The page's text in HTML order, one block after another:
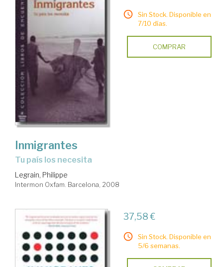
Sin Stock. Disponible en
7/10 días.
COMPRAR
Inmigrantes
tu país los necesita
Legrain, Philippe
Intermon Oxfam. Barcelona, 2008
37,58 €
Sin Stock. Disponible en
5/6 semanas.